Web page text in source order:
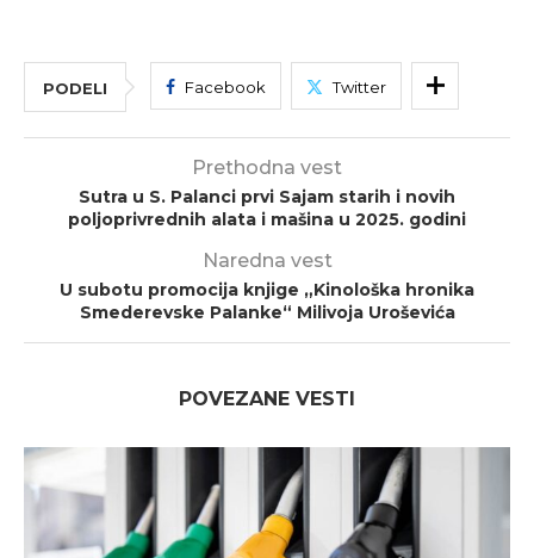
PODELI Facebook Twitter
Prethodna vest
Sutra u S. Palanci prvi Sajam starih i novih
poljoprivrednih alata i mašina u 2025. godini
Naredna vest
U subotu promocija knjige „Kinološka hronika
Smederevske Palanke“ Milivoja Uroševića
POVEZANE VESTI